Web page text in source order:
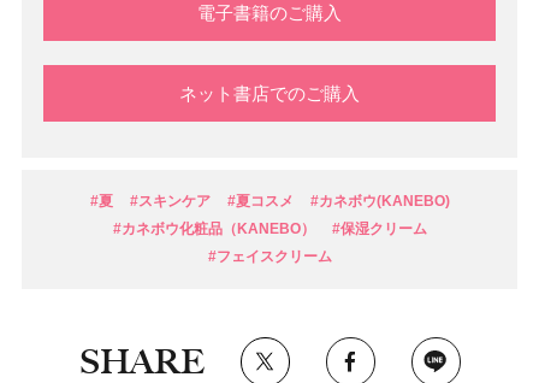
電子書籍のご購入
ネット書店でのご購入
#夏 #スキンケア #夏コスメ
#カネボウ(KANEBO)
#カネボウ化粧品（KANEBO）
#保湿クリーム
#フェイスクリーム
SHARE